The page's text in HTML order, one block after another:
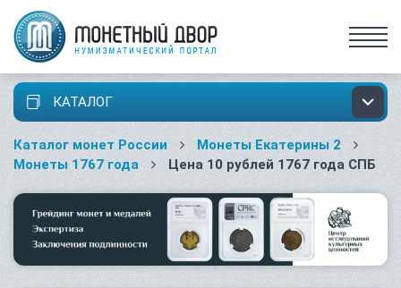
КАТАЛОГ
Каталог монет России
Монеты Екатерины 2
Монеты 1767 года
Цена 10 рублей 1767 года СПБ